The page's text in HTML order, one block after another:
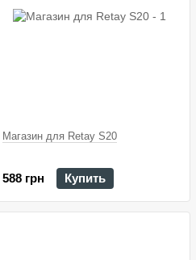
Магазин для Retay S20
588 грн Купить